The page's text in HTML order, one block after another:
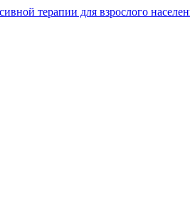
терапии для взрослого